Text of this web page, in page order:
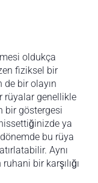
oldukça
fiziksel bir
bir olayın
rüyalar genellikle
bir göstergesi
ya
dönemde bu rüya
Aynı
bir karşılığı